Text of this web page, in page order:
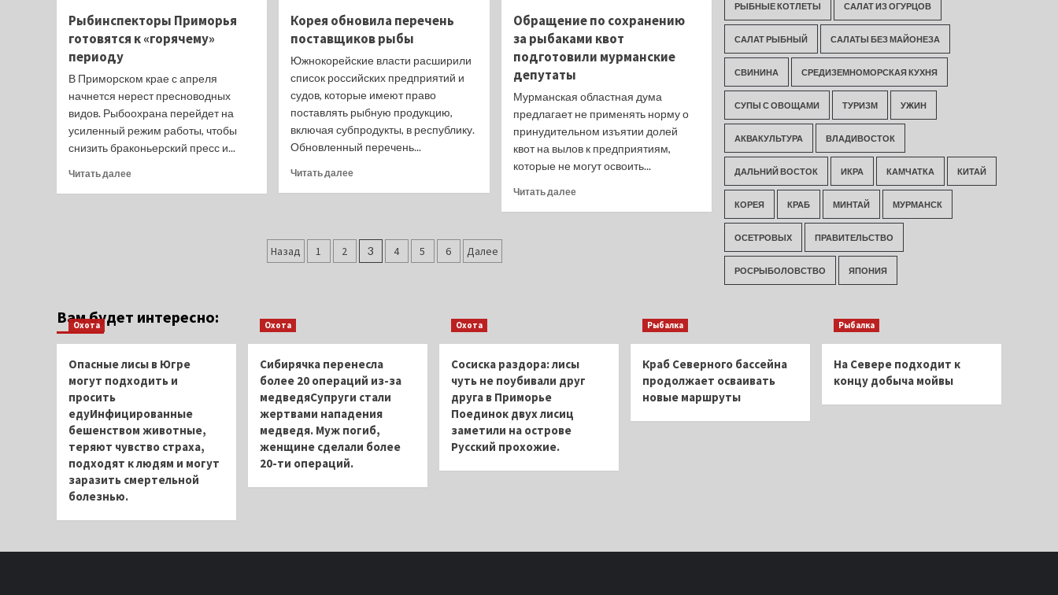
рекордная
закладка
вновь
попытаются
аквафермеров
поможет
новая
Рыбинспекторы Приморья
готовятся к «горячему»
периоду
В Приморском крае с апреля
начнется нерест пресноводных
видов. Рыбоохрана перейдет на
усиленный режим работы, чтобы
снизить браконьерский пресс и...
Читать далееПрочитать
Корея обновила перечень
поставщиков рыбы
Южнокорейские власти расширили
список российских предприятий и
судов, которые имеют право
поставлять рыбную продукцию,
включая субпродукты, в республику.
Обновленный перечень...
Читать далееПрочитать
перечень
поставщиков
Обращение по сохранению
за рыбаками квот
подготовили мурманские
депутаты
Мурманская областная дума
предлагает не применять норму о
принудительном изъятии долей
квот на вылов к предприятиям,
которые не могут освоить...
Читать далееПрочитать
Пагинация
Назад 1 2 3 4 5 6 Далее
РЫБНЫЕ КОТЛЕТЫ САЛАТ ИЗ ОГУРЦОВ
САЛАТ РЫБНЫЙ САЛАТЫ БЕЗ МАЙОНЕЗА
СВИНИНА СРЕДИЗЕМНОМОРСКАЯ КУХНЯ
СУПЫ С ОВОЩАМИ ТУРИЗМ УЖИН
АКВАКУЛЬТУРА ВЛАДИВОСТОК
ДАЛЬНИЙ ВОСТОК ИКРА КАМЧАТКА КИТАЙ
КОРЕЯ КРАБ МИНТАЙ МУРМАНСК
ОСЕТРОВЫХ ПРАВИТЕЛЬСТВО
РОСРЫБОЛОВСТВО ЯПОНИЯ
Вам будет интересно:
Охота
Опасные лисы в Югре
могут подходить и
просить
едуИнфицированные
бешенством животные,
теряют чувство страха,
подходят к людям и могут
заразить смертельной
болезнью.
Охота
Сибирячка перенесла
более 20 операций из-за
медведяСупруги стали
жертвами нападения
медведя. Муж погиб,
женщине сделали более
20-ти операций.
Охота
Сосиска раздора: лисы
чуть не поубивали друг
друга в Приморье
Поединок двух лисиц
заметили на острове
Русский прохожие.
Рыбалка
Краб Северного бассейна
продолжает осваивать
новые маршруты
Рыбалка
На Севере подходит к
концу добыча мойвы